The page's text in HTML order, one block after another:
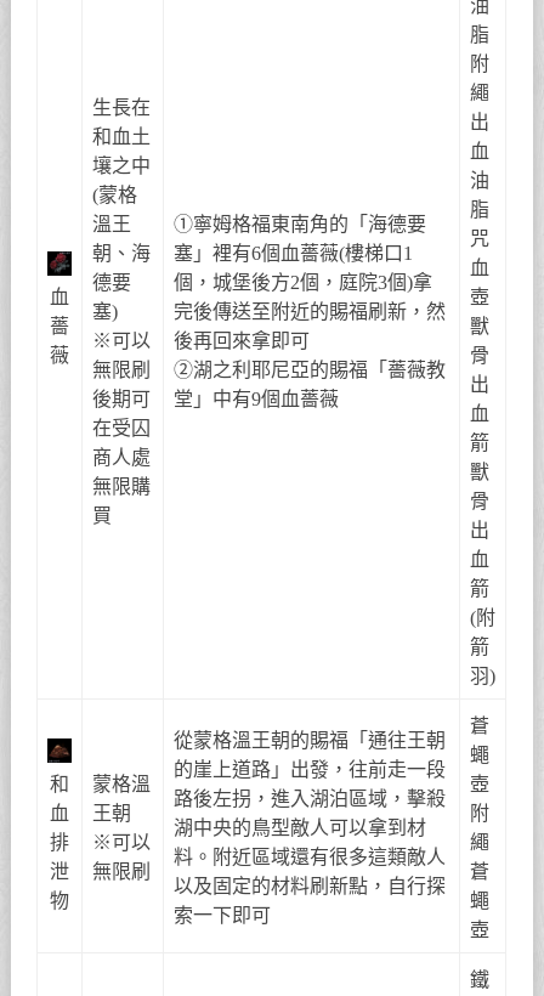
血
薔
薇
生長在
和血土
壤之中
(蒙格
溫王
朝、海
德要
塞)
※可以
無限刷
後期可
在受囚
商人處
無限購
買
①寧姆格福東南角的「海德要
塞」裡有6個血薔薇(樓梯口1
個，城堡後方2個，庭院3個)拿
完後傳送至附近的賜福刷新，然
後再回來拿即可
②湖之利耶尼亞的賜福「薔薇教
堂」中有9個血薔薇
油
脂
附
繩
出
血
油
脂
咒
血
壺
獸
骨
出
血
箭
獸
骨
出
血
箭
(附
箭
羽)
和
血
排
泄
物
蒙格溫
王朝
※可以
無限刷
從蒙格溫王朝的賜福「通往王朝
的崖上道路」出發，往前走一段
路後左拐，進入湖泊區域，擊殺
湖中央的鳥型敵人可以拿到材
料。附近區域還有很多這類敵人
以及固定的材料刷新點，自行探
索一下即可
蒼
蠅
壺
附
繩
蒼
蠅
壺
鐵